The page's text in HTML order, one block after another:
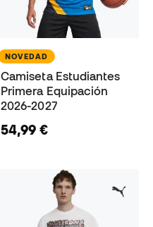
NOVEDAD
Camiseta Estudiantes
Primera Equipación
2026-2027
54,99 €